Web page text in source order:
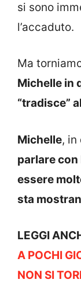
si sono
l’accaduto.
Ma
Michelle in
“tradisce”
Michelle,
parlare con
essere
sta
LEGGI
A POCHI
NON SI